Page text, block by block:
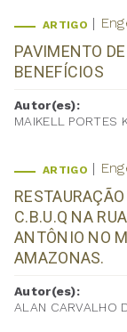
ARTIGO
PAVIMENTO
BENEFÍCIOS
Autor(es):
MAIKELL PORTES
ARTIGO
C.B.U.Q NA
ANTÔNIO NO
AMAZONAS.
Autor(es):
ALAN CARVALHO